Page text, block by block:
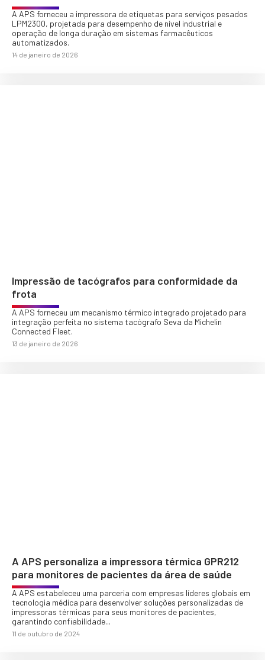
A APS forneceu a impressora de etiquetas para serviços pesados
LPM2300, projetada para desempenho de nível industrial e
operação de longa duração em sistemas farmacêuticos
automatizados.
14 de janeiro de 2026
Impressão de tacógrafos para conformidade da
frota
A APS forneceu um mecanismo térmico integrado projetado para
integração perfeita no sistema tacógrafo Seva da Michelin
Connected Fleet.
13 de janeiro de 2026
A APS personaliza a impressora térmica GPR212
para monitores de pacientes da área de saúde
A APS estabeleceu uma parceria com empresas líderes globais em
tecnologia médica para desenvolver soluções personalizadas de
impressoras térmicas para seus monitores de pacientes,
garantindo confiabilidade...
11 de outubro de 2024